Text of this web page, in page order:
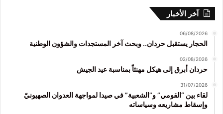
آخر الأخبار
06/08/2026
الحجار يستقبل حردان.. وبحث آخر المستجدات والشؤون الوطنية
02/08/2026
حردان أبرق إلى هيكل مهنئاً بمناسبة عيد الجيش
31/07/2026
لقاء بين “القومي” و”الشعبية” في صيدا لمواجهة العدوان الصهيونيّ
وإسقاط مشاريعه وسياساته